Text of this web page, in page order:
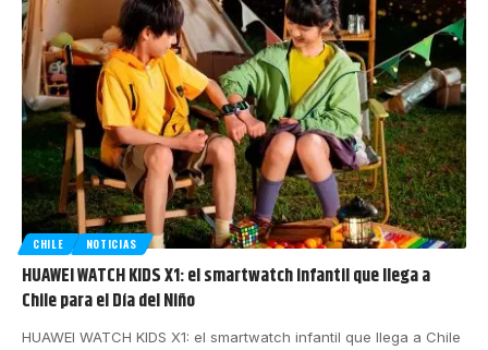
CHILE NOTICIAS
HUAWEI WATCH KIDS X1: el smartwatch infantil que llega a
Chile para el Día del Niño
HUAWEI WATCH KIDS X1: el smartwatch infantil que llega a Chile